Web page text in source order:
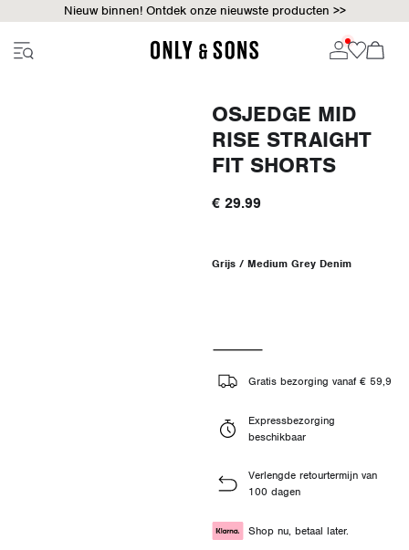
Nieuw binnen! Ontdek onze nieuwste producten >>
OSJEDGE MID
RISE STRAIGHT
FIT SHORTS
€ 29.99
Grijs / Medium Grey Denim
Gratis bezorging vanaf € 59,9
Expressbezorging
beschikbaar
Verlengde retourtermijn van
100 dagen
Shop nu, betaal later.